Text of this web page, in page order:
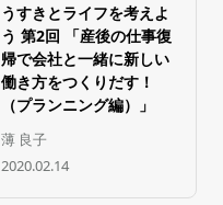
うすきとライフを考えよ
う 第2回 「産後の仕事復
帰で会社と一緒に新しい
働き方をつくりだす！
（プランニング編）」
薄 良子
2020.02.14